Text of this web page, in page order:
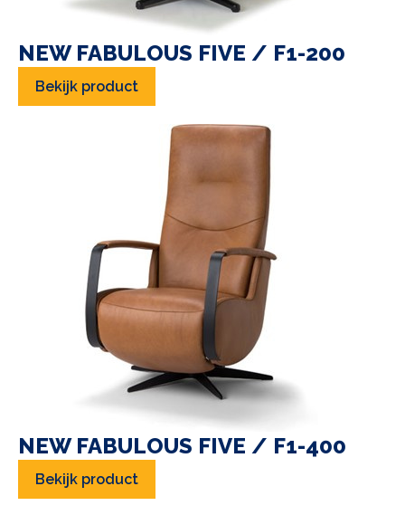
NEW FABULOUS FIVE / F1-200
Bekijk product
NEW FABULOUS FIVE / F1-400
Bekijk product